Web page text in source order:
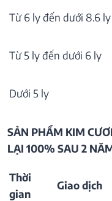
Từ 6 ly đến dưới 8.6 ly
Từ 5 ly đến dưới 6 ly
Dưới 5 ly
SẢN PHẨM KIM
LẠI 100% SAU 2
Thời
gian
Giao dịch